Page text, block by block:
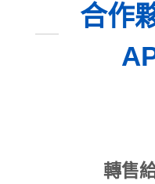
合作
轉售